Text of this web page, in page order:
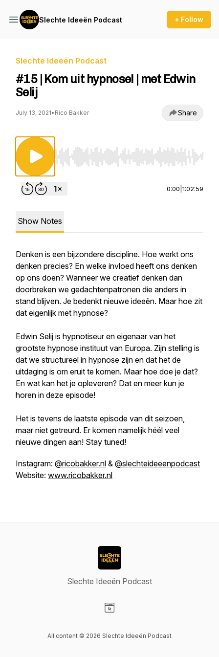
Slechte Ideeën Podcast + Follow
Slechte Ideeën Podcast
#15 | Kom uit hypnose! | met Edwin
Selij
July 13, 2021• Rico Bakker Share
Use Left/Right to seek, Home/End to jump to
0:00 1:02:59
Show Notes
Denken is een bijzondere discipline. Hoe werkt ons
denken precies? En welke invloed heeft ons denken
op ons doen? Wanneer we creatief denken dan
doorbreken we gedachtenpatronen die anders in
stand blijven. Je bedenkt nieuwe ideeën. Maar hoe zit
dat eigenlijk met hypnose?
Edwin Selij is hypnotiseur en eigenaar van het
grootste hypnose instituut van Europa. Zijn stelling is
dat we structureel in hypnose zijn en dat het de
uitdaging is om eruit te komen. Maar hoe doe je dat?
En wat kan het je opleveren? Dat en meer kun je
horen in deze episode!
Het is tevens de laatste episode van dit seizoen,
maar niet getreurd. Er komen namelijk héél veel
nieuwe dingen aan! Stay tuned!
Instagram: @ricobakker.nl & @slechteideeenpodcast
Website: www.ricobakker.nl
Slechte Ideeën Podcast
All content © 2026 Slechte Ideeën Podcast